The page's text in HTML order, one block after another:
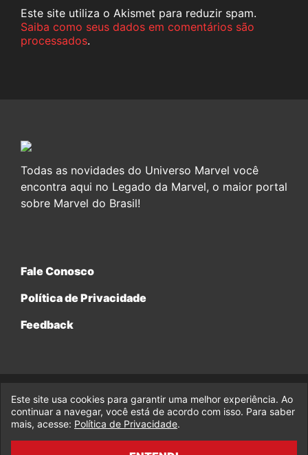
Este site utiliza o Akismet para reduzir spam.
Saiba como seus dados em comentários são
processados.
Todas as novidades do Universo Marvel você
encontra aqui no Legado da Marvel, o maior portal
sobre Marvel do Brasil!
Fale Conosco
Política de Privacidade
Feedback
© 2017-2026 Legado da Marvel, uma empresa da Legado
Enterprises.
fabiolobo
Este site usa cookies para garantir uma melhor experiência. Ao
continuar a navegar, você está de acordo com isso. Para saber
mais, acesse: Política de Privacidade.